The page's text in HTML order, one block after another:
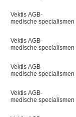
Vektis AGB-
medische specialismen
Vektis AGB-
medische specialismen
Vektis AGB-
medische specialismen
Vektis AGB-
medische specialismen